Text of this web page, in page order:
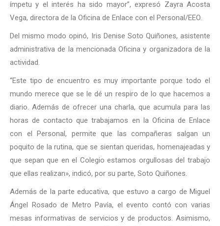
ímpetu y el interés ha sido mayor”, expresó Zayra Acosta
Vega, directora de la Oficina de Enlace con el Personal/EEO.
Del mismo modo opinó, Iris Denise Soto Quiñones, asistente
administrativa de la mencionada Oficina y organizadora de la
actividad.
“Este tipo de encuentro es muy importante porque todo el
mundo merece que se le dé un respiro de lo que hacemos a
diario. Además de ofrecer una charla, que acumula para las
horas de contacto que trabajamos en la Oficina de Enlace
con el Personal, permite que las compañeras salgan un
poquito de la rutina, que se sientan queridas, homenajeadas y
que sepan que en el Colegio estamos orgullosas del trabajo
que ellas realizan», indicó, por su parte, Soto Quiñones.
Además de la parte educativa, que estuvo a cargo de Miguel
Ángel Rosado de Metro Pavía, el evento contó con varias
mesas informativas de servicios y de productos. Asimismo,